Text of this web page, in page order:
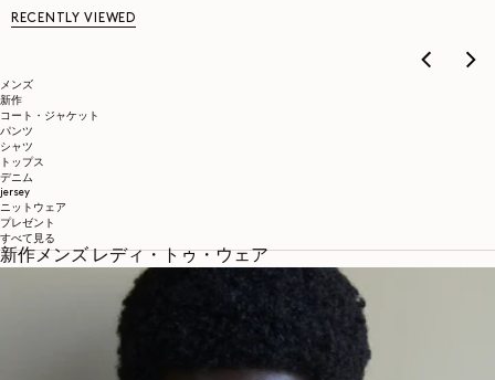
メンズ
新作
コート・ジャケット
パンツ
シャツ
トップス
デニム
jersey
ニットウェア
プレゼント
すべて見る
新作メンズ レディ・トゥ・ウェア
RECENTLY VIEWED
NEXT COLLECTION